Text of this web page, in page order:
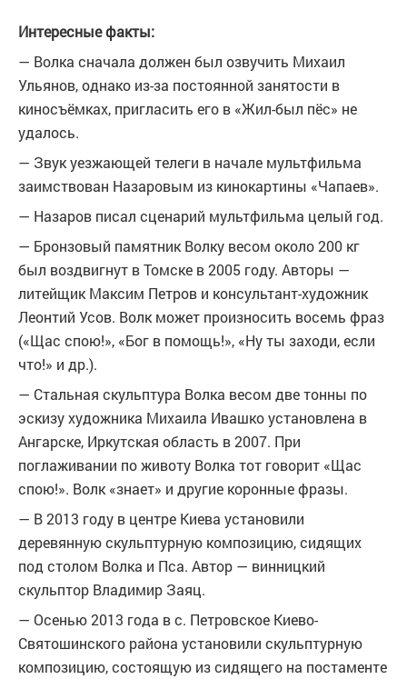
Интересные факты:
— Волка сначала должен был озвучить Михаил
Ульянов, однако из-за постоянной занятости в
киносъёмках, пригласить его в «Жил-был пёс» не
удалось.
— Звук уезжающей телеги в начале мультфильма
заимствован Назаровым из кинокартины «Чапаев».
— Назаров писал сценарий мультфильма целый год.
— Бронзовый памятник Волку весом около 200 кг
был воздвигнут в Томске в 2005 году. Авторы —
литейщик Максим Петров и консультант-художник
Леонтий Усов. Волк может произносить восемь фраз
(«Щас спою!», «Бог в помощь!», «Ну ты заходи, если
что!» и др.).
— Стальная скульптура Волка весом две тонны по
эскизу художника Михаила Ивашко установлена в
Ангарске, Иркутская область в 2007. При
поглаживании по животу Волка тот говорит «Щас
спою!». Волк «знает» и другие коронные фразы.
— В 2013 году в центре Киева установили
деревянную скульптурную композицию, сидящих
под столом Волка и Пса. Автор — винницкий
скульптор Владимир Заяц.
— Осенью 2013 года в с. Петровское Киево-
Святошинского района установили скульптурную
композицию, состоящую из сидящего на постаменте